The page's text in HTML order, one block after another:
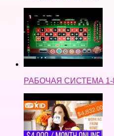
РАБОЧАЯ СИСТЕМА 1-8